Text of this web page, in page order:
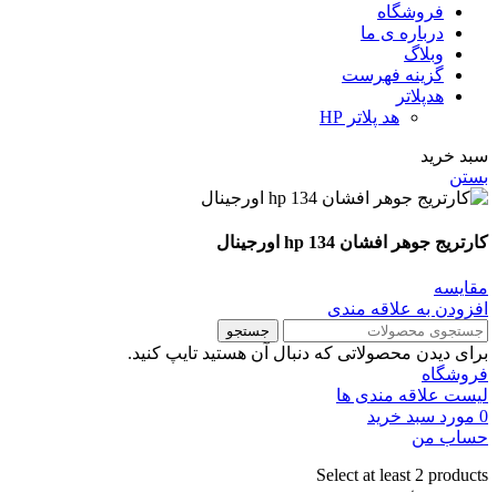
فروشگاه
درباره ی ما
وبلاگ
گزینه فهرست
هدپلاتر
هد پلاتر HP
سبد خرید
بستن
کارتریج جوهر افشان 134 hp اورجینال
مقايسه
افزودن به علاقه مندی
جستجو
برای دیدن محصولاتی که دنبال آن هستید تایپ کنید.
فروشگاه
لیست علاقه مندی ها
0 مورد سبد خرید
حساب من
Select at least 2 products